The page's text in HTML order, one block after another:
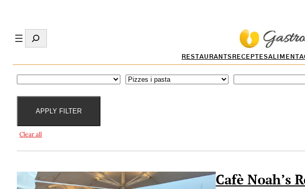
Search
RESTAURANTS RECEPTES
Destacat per Especialitats Localitats
APPLY FILTER
Clear all
Cafè Noah’s